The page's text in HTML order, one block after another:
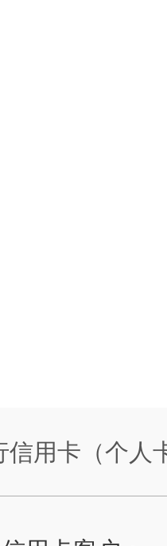
信用卡（个人